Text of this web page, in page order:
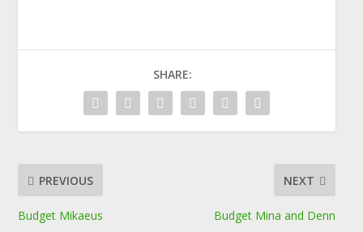
SHARE:
PREVIOUS
Budget Mikaeus
NEXT
Budget Mina and Denn